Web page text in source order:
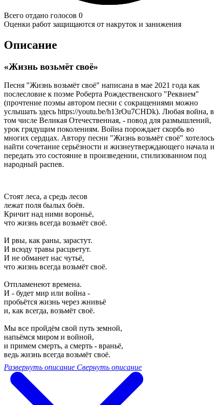
Всего отдано голосов 0
Оценки работ защищаются от накруток и занижения
Описание
«Жизнь возьмёт своё»
Песня "Жизнь возьмёт своё" написана в мае 2021 года как
послесловие к поэме Роберта Рождественского "Реквием"
(прочтение поэмы автором песни с сокращениями можно
услышать здесь https://youtu.be/h13rOu7CHDk). Любая война, в
том числе Великая Отечественная, - повод для размышлений,
урок грядущим поколениям. Война порождает скорбь во
многих сердцах. Автору песни "Жизнь возьмёт своё" хотелось
найти сочетание серьёзности и жизнеутверждающего начала и
передать это состояние в произведении, стилизованном под
народный распев.
Стоят леса, а средь лесов
лежат поля былых боёв.
Кричит над ними вороньё,
что жизнь всегда возьмёт своё.
И рвы, как раны, зарастут.
И всюду травы расцветут.
И не обманет нас чутьё,
что жизнь всегда возьмёт своё.
Отпламенеют времена.
И - будет мир или война -
пробьётся жизнь через жнивьё
и, как всегда, возьмёт своё.
Мы все пройдём свой путь земной,
напьёмся миром и войной,
и примем смерть, а смерть - враньё,
ведь жизнь всегда возьмёт своё.
Развернуть описание Свернуть описание